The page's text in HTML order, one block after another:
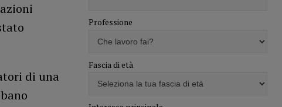
di una
Professione
Fascia di età